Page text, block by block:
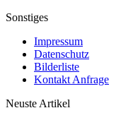
Sonstiges
Impressum
Datenschutz
Bilderliste
Kontakt Anfrage
Neuste Artikel